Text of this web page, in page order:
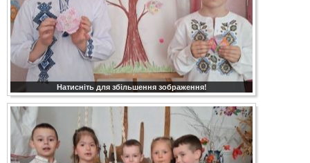
Натисніть для збільшення зображення!